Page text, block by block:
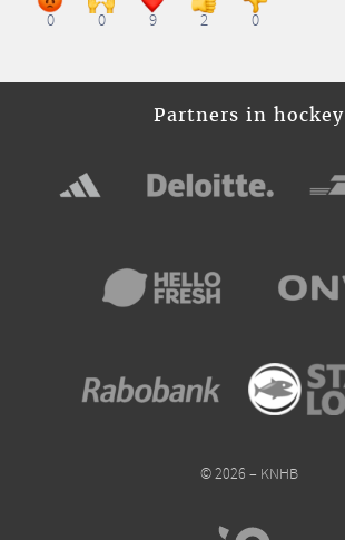
0 0 9 2 0
Partners in hockey
© 2026 – KNHB